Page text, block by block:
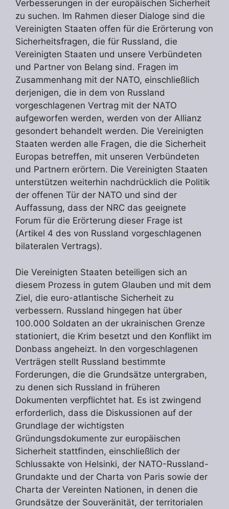
Verbesserungen in der europäischen Sicherheit
zu suchen. Im Rahmen dieser Dialoge sind die
Vereinigten Staaten offen für die Erörterung von
Sicherheitsfragen, die für Russland, die
Vereinigten Staaten und unsere Verbündeten
und Partner von Belang sind. Fragen im
Zusammenhang mit der NATO, einschließlich
derjenigen, die in dem von Russland
vorgeschlagenen Vertrag mit der NATO
aufgeworfen werden, werden von der Allianz
gesondert behandelt werden. Die Vereinigten
Staaten werden alle Fragen, die die Sicherheit
Europas betreffen, mit unseren Verbündeten
und Partnern erörtern. Die Vereinigten Staaten
unterstützen weiterhin nachdrücklich die Politik
der offenen Tür der NATO und sind der
Auffassung, dass der NRC das geeignete
Forum für die Erörterung dieser Frage ist
(Artikel 4 des von Russland vorgeschlagenen
bilateralen Vertrags).
Die Vereinigten Staaten beteiligen sich an
diesem Prozess in gutem Glauben und mit dem
Ziel, die euro-atlantische Sicherheit zu
verbessern. Russland hingegen hat über
100.000 Soldaten an der ukrainischen Grenze
stationiert, die Krim besetzt und den Konflikt im
Donbass angeheizt. In den vorgeschlagenen
Verträgen stellt Russland bestimmte
Forderungen, die die Grundsätze untergraben,
zu denen sich Russland in früheren
Dokumenten verpflichtet hat. Es ist zwingend
erforderlich, dass die Diskussionen auf der
Grundlage der wichtigsten
Gründungsdokumente zur europäischen
Sicherheit stattfinden, einschließlich der
Schlussakte von Helsinki, der NATO-Russland-
Grundakte und der Charta von Paris sowie der
Charta der Vereinten Nationen, in denen die
Grundsätze der Souveränität, der territorialen